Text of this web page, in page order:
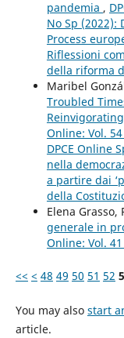
pandemia ,
No Sp (2022):
Process
Riflessioni
della riforma
Maribel
Troubled
Online: Vol.
DPCE Online
nella
a partire dai
della
Elena Grasso,
generale in
Online: Vol.
<< < 48 49 50 51 52
You may also start
article.